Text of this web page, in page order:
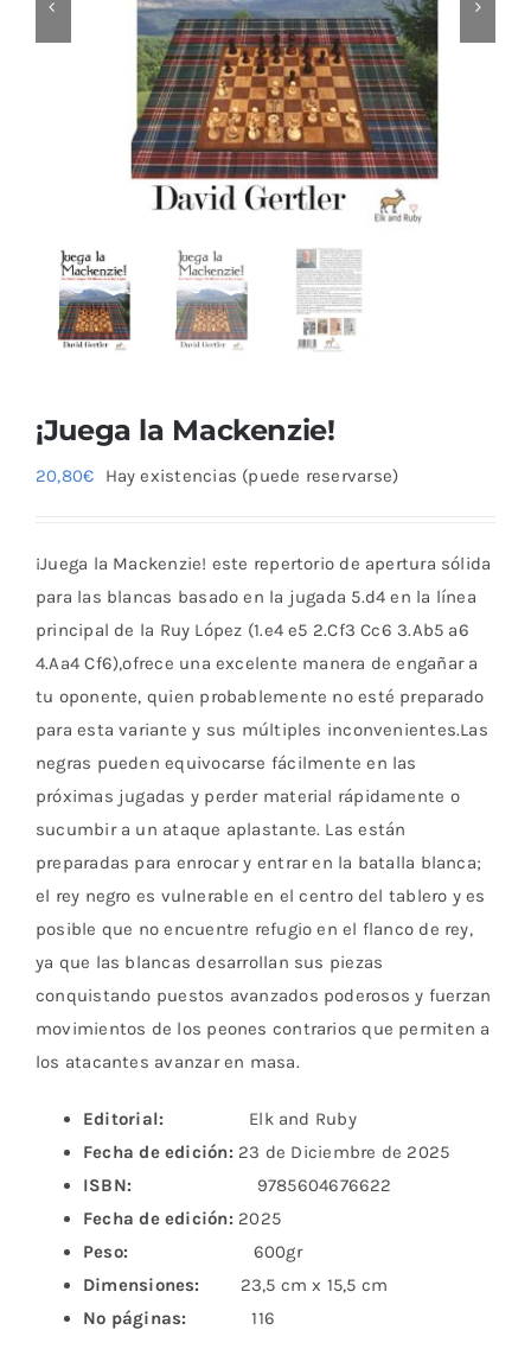
Blog
¡Juega la Mackenzie!
20,80€ Hay existencias (puede reservarse)
¡Juega la Mackenzie! este repertorio de apertura sólida
para las blancas basado en la jugada 5.d4 en la línea
principal de la Ruy López (1.e4 e5 2.Cf3 Cc6 3.Ab5 a6
4.Aa4 Cf6),ofrece una excelente manera de engañar a
tu oponente, quien probablemente no esté preparado
para esta variante y sus múltiples inconvenientes.Las
negras pueden equivocarse fácilmente en las
próximas jugadas y perder material rápidamente o
sucumbir a un ataque aplastante. Las están
preparadas para enrocar y entrar en la batalla blanca;
el rey negro es vulnerable en el centro del tablero y es
posible que no encuentre refugio en el flanco de rey,
ya que las blancas desarrollan sus piezas
conquistando puestos avanzados poderosos y fuerzan
movimientos de los peones contrarios que permiten a
los atacantes avanzar en masa.
Editorial: Elk and Ruby
Fecha de edición: 23 de Diciembre de 2025
ISBN: 9785604676622
Fecha de edición: 2025
Peso: 600gr
Dimensiones: 23,5 cm x 15,5 cm
Nº páginas:116